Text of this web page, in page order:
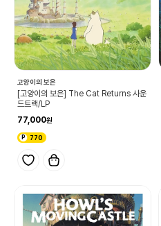
고양이의 보은
[고양이의 보은] The Cat Returns 사운
드트랙/LP
77,000
770